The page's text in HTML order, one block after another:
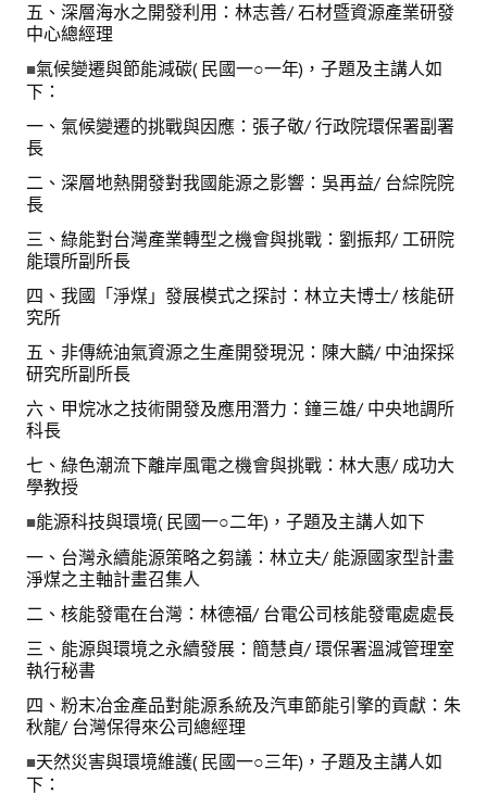
五、深層海水之開發利用：林志善/ 石材暨資源產業研發
中心總經理
■氣候變遷與節能減碳( 民國一○一年)，子題及主講人如
下：
一、氣候變遷的挑戰與因應：張子敬/ 行政院環保署副署
長
二、深層地熱開發對我國能源之影響：吳再益/ 台綜院院
長
三、綠能對台灣產業轉型之機會與挑戰：劉振邦/ 工研院
能環所副所長
四、我國「淨煤」發展模式之探討：林立夫博士/ 核能研
究所
五、非傳統油氣資源之生產開發現況：陳大麟/ 中油探採
研究所副所長
六、甲烷冰之技術開發及應用潛力：鐘三雄/ 中央地調所
科長
七、綠色潮流下離岸風電之機會與挑戰：林大惠/ 成功大
學教授
■能源科技與環境( 民國一○二年)，子題及主講人如下
一、台灣永續能源策略之芻議：林立夫/ 能源國家型計畫
淨煤之主軸計畫召集人
二、核能發電在台灣：林德福/ 台電公司核能發電處處長
三、能源與環境之永續發展：簡慧貞/ 環保署溫減管理室
執行秘書
四、粉末冶金產品對能源系統及汽車節能引擎的貢獻：朱
秋龍/ 台灣保得來公司總經理
■天然災害與環境維護( 民國一○三年)，子題及主講人如
下：